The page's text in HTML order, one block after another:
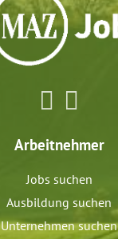
Arbeitnehmer
Jobs suchen
Ausbildung suchen
Unternehmen suchen